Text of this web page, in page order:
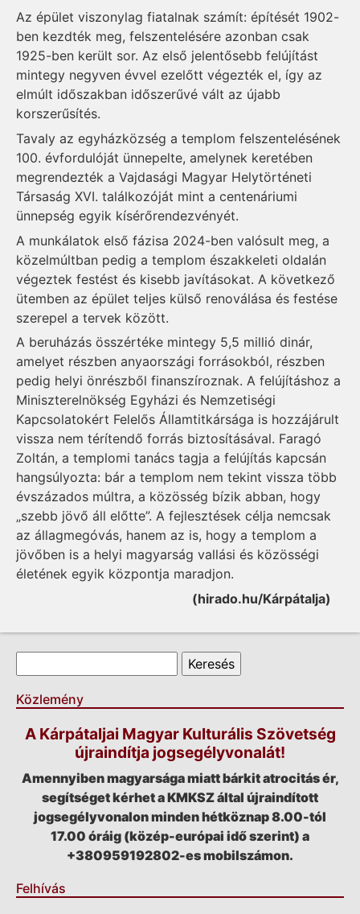
Az épület viszonylag fiatalnak számít: építését 1902-
ben kezdték meg, felszentelésére azonban csak
1925-ben került sor. Az első jelentősebb felújítást
mintegy negyven évvel ezelőtt végezték el, így az
elmúlt időszakban időszerűvé vált az újabb
korszerűsítés.
Tavaly az egyházközség a templom felszentelésének
100. évfordulóját ünnepelte, amelynek keretében
megrendezték a Vajdasági Magyar Helytörténeti
Társaság XVI. találkozóját mint a centenáriumi
ünnepség egyik kísérőrendezvényét.
A munkálatok első fázisa 2024-ben valósult meg, a
közelmúltban pedig a templom északkeleti oldalán
végeztek festést és kisebb javításokat. A következő
ütemben az épület teljes külső renoválása és festése
szerepel a tervek között.
A beruházás összértéke mintegy 5,5 millió dinár,
amelyet részben anyaországi forrásokból, részben
pedig helyi önrészből finanszíroznak. A felújításhoz a
Miniszterelnökség Egyházi és Nemzetiségi
Kapcsolatokért Felelős Államtitkársága is hozzájárult
vissza nem térítendő forrás biztosításával. Faragó
Zoltán, a templomi tanács tagja a felújítás kapcsán
hangsúlyozta: bár a templom nem tekint vissza több
évszázados múltra, a közösség bízik abban, hogy
„szebb jövő áll előtte”. A fejlesztések célja nemcsak
az állagmegóvás, hanem az is, hogy a templom a
jövőben is a helyi magyarság vallási és közösségi
életének egyik központja maradjon.
(hirado.hu/Kárpátalja)
Keresés űrlap
Keresés
Közlemény
A Kárpátaljai Magyar Kulturális Szövetség
újraindítja jogsegélyvonalát!
Amennyiben magyarsága miatt bárkit atrocitás ér,
segítséget kérhet a KMKSZ által újraindított
jogsegélyvonalon minden hétköznap 8.00-tól
17.00 óráig (közép-európai idő szerint) a
+380959192802-es mobilszámon.
Felhívás